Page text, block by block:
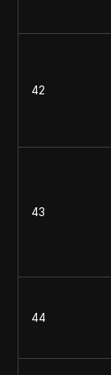
42
43
44